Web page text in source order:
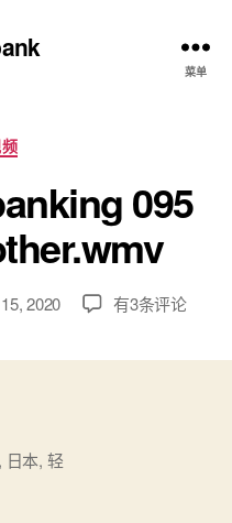
菜单
095
2020
日
有3条评论
, 日本, 轻